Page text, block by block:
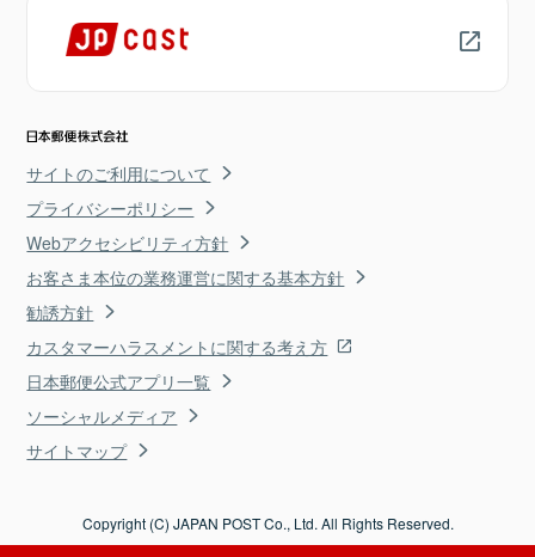
サイトのご利用について
プライバシーポリシー
Webアクセシビリティ方針
お客さま本位の業務運営に関する基本方針
勧誘方針
カスタマーハラスメントに関する考え方
日本郵便公式アプリ一覧
ソーシャルメディア
サイトマップ
Copyright (C) JAPAN POST Co., Ltd. All Rights Reserved.